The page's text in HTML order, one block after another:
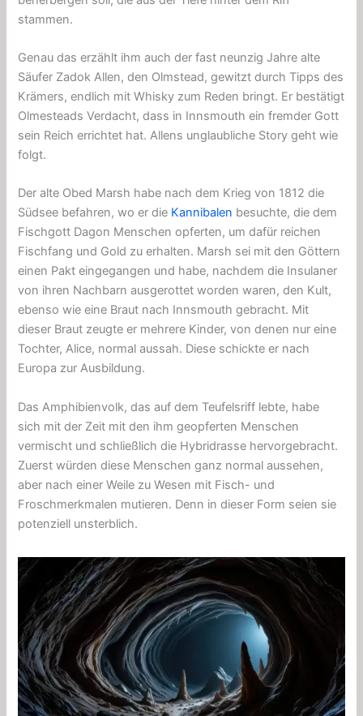
stammen.
Genau das erzählt ihm auch der fast neunzig Jahre alte
Säufer Zadok Allen, den Olmstead, gewitzt durch Tipps des
Krämers, endlich mit Whisky zum Reden bringt. Er bestätigt
Olmesteads Verdacht, dass in Innsmouth ein fremder Gott
sein Reich errichtet hat. Allens unglaubliche Story geht wie
folgt.
Der alte Obed Marsh habe nach dem Krieg von 1812 die
Südsee befahren, wo er die Kannibalen besuchte, die dem
Fischgott Dagon Menschen opferten, um dafür reichen
Fischfang und Gold zu erhalten. Marsh sei mit den Göttern
einen Pakt eingegangen und habe, nachdem die Insulaner
von ihren Nachbarn ausgerottet worden waren, den Kult,
ebenso wie eine Braut nach Innsmouth gebracht. Mit
dieser Braut zeugte er mehrere Kinder, von denen nur eine
Tochter, Alice, normal aussah. Diese schickte er nach
Europa zur Ausbildung.
Das Amphibienvolk, das auf dem Teufelsriff lebte, habe
sich mit der Zeit mit den ihm geopferten Menschen
vermischt und schließlich die Hybridrasse hervorgebracht.
Zuerst würden diese Menschen ganz normal aussehen,
aber nach einer Weile zu Wesen mit Fisch- und
Froschmerkmalen mutieren. Denn in dieser Form seien sie
potenziell unsterblich.